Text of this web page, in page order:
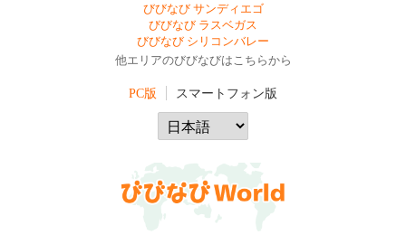
びびなび サンディエゴ
びびなび ラスベガス
びびなび シリコンバレー
他エリアのびびなびはこちらから
PC版 スマートフォン版